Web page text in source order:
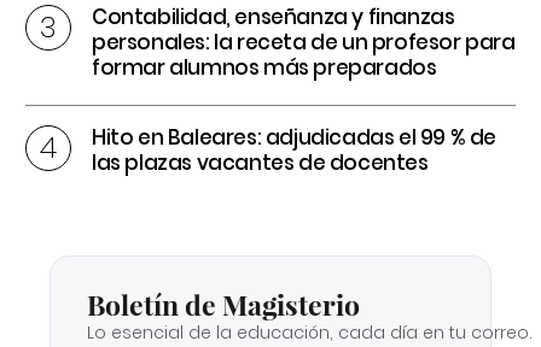
Contabilidad, enseñanza y finanzas
personales: la receta de un profesor para
formar alumnos más preparados
Hito en Baleares: adjudicadas el 99 % de
las plazas vacantes de docentes
Boletín de Magisterio
Lo esencial de la educación, cada día en tu correo.